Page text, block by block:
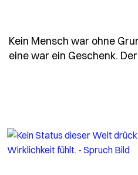
Kein Mensch war ohne
eine war ein Geschenk.